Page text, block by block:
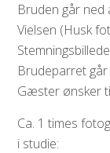
Bruden går ned
Vielsen (Husk
Brudeparret
Gæster ønsker
Ca. 1 times
i studie: